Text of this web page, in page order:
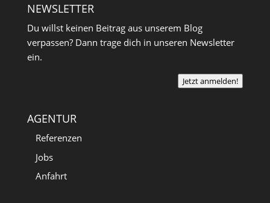
NEWSLETTER
Du willst keinen Beitrag aus unserem Blog
verpassen? Dann trage dich in unseren Newsletter
ein.
Jetzt anmelden!
AGENTUR
Referenzen
Jobs
Anfahrt